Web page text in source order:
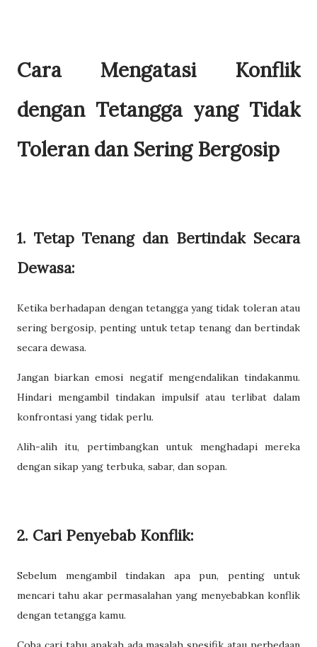
Cara Mengatasi Konflik
dengan Tetangga yang Tidak
Toleran dan Sering Bergosip
1. Tetap Tenang dan Bertindak Secara
Dewasa:
Ketika berhadapan dengan tetangga yang tidak toleran atau
sering bergosip, penting untuk tetap tenang dan bertindak
secara dewasa.
Jangan biarkan emosi negatif mengendalikan tindakanmu.
Hindari mengambil tindakan impulsif atau terlibat dalam
konfrontasi yang tidak perlu.
Alih-alih itu, pertimbangkan untuk menghadapi mereka
dengan sikap yang terbuka, sabar, dan sopan.
2. Cari Penyebab Konflik:
Sebelum mengambil tindakan apa pun, penting untuk
mencari tahu akar permasalahan yang menyebabkan konflik
dengan tetangga kamu.